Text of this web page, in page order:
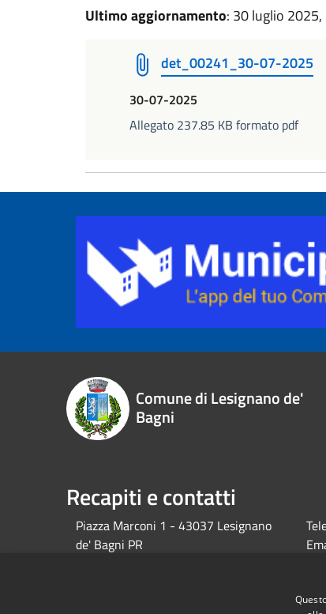
Ultimo aggiornamento: 30 luglio
det_00241_30-07-2025
30-07-2025
Allegato 237.85 KB formato pdf
Comune di Lesignano de'
Bagni
Recapiti e contatti
Piazza Marconi 1 - 43037 Lesignano
de' Bagni PR